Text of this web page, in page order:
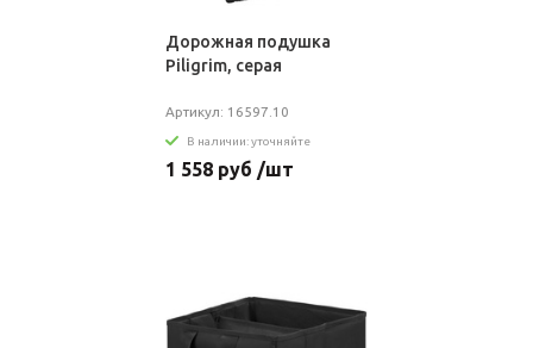
Дорожная подушка
Piligrim, серая
Артикул: 16597.10
В наличии: уточняйте
1 558 руб /шт